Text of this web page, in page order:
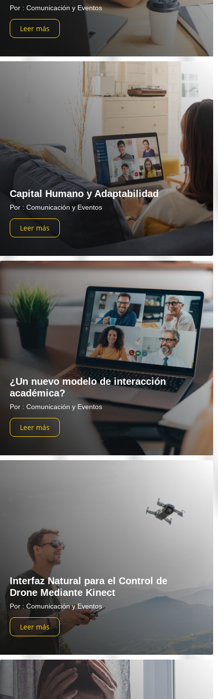
Por : Comunicación y Eventos
Leer más
Capital Humano y Adaptabilidad
Por : Comunicación y Eventos
Leer más
¿Un nuevo modelo de interacción
académica?
Por : Comunicación y Eventos
Leer más
Interfaz Natural para el Control de
Drone Mediante Kinect
Por : Comunicación y Eventos
Leer más